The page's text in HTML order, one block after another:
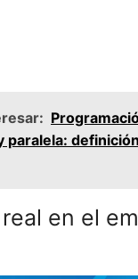
paralela:
en el